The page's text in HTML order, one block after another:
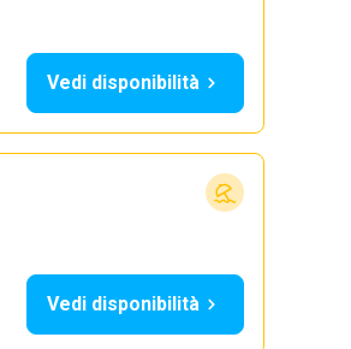
Vedi disponibilità
Vedi disponibilità